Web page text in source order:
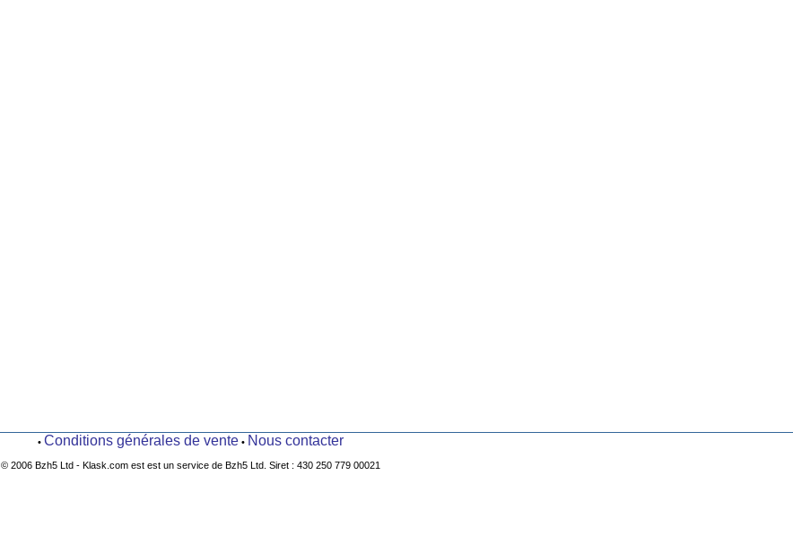
• Conditions générales de vente• Nous contacter
© 2006 Bzh5 Ltd - Klask.com est est un service de Bzh5 Ltd. Siret : 430 250 779 00021